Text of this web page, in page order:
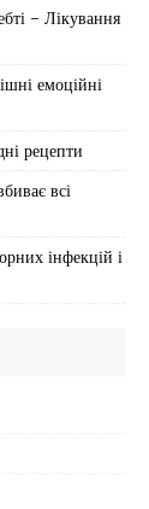
– Лікування
емоційні
рецепти
всі
інфекцій і